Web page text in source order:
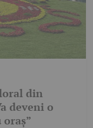
din
deveni o